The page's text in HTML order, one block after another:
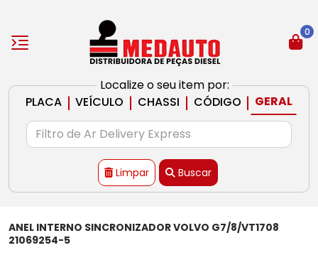
Localize o seu item por:
PLACA | VEÍCULO | CHASSI | CÓDIGO | GERAL
Limpar Buscar
0
ANEL INTERNO SINCRONIZADOR VOLVO G7/8/VT1708
21069254-5